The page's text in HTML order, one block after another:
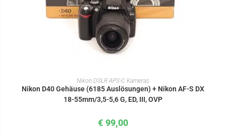
IN DEN WARENKORB
Nikon DSLR APS-C Kameras
Nikon D40 Gehäuse (6185 Auslösungen) + Nikon AF-S DX
18-55mm/3,5-5,6 G, ED, III, OVP
€ 99,00